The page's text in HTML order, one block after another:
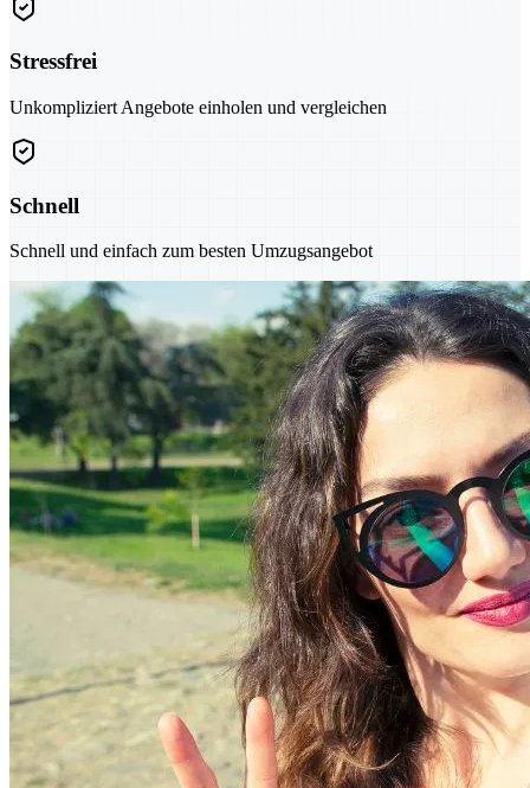
Stressfrei
Unkompliziert Angebote einholen und vergleichen
Schnell
Schnell und einfach zum besten Umzugsangebot